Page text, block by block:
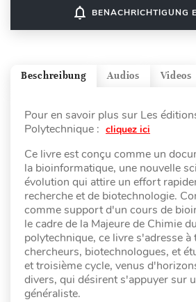
notifications_none BENACHRICHTIGUNG
Videos
Audios
Beschreibung
Pour en savoir plus sur Les
Polytechnique : cliquez ici
Ce livre est conçu comme un
la bioinformatique, une nouvelle
évolution qui attire un effort
recherche et de biotechnologie.
comme support d'un cours de
le cadre de la Majeure de Chimie
polytechnique, ce livre s'adresse à
chercheurs, biotechnologues, et
et troisième cycle, venus
divers, qui désirent s'appuyer sur
généraliste.